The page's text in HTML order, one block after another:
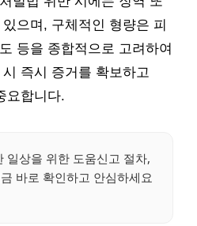
으며, 구체적인 형량은 피
등을 종합적으로 고려하여
즉시 증거를 확보하고
요합니다.
일상을 위한 도움신고 절차,
바로 확인하고 안심하세요